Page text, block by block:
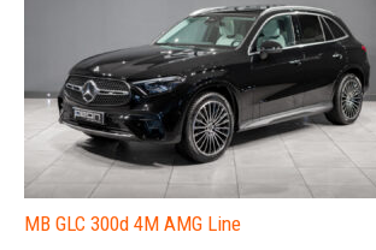
MB GLC 300d 4M AMG Line